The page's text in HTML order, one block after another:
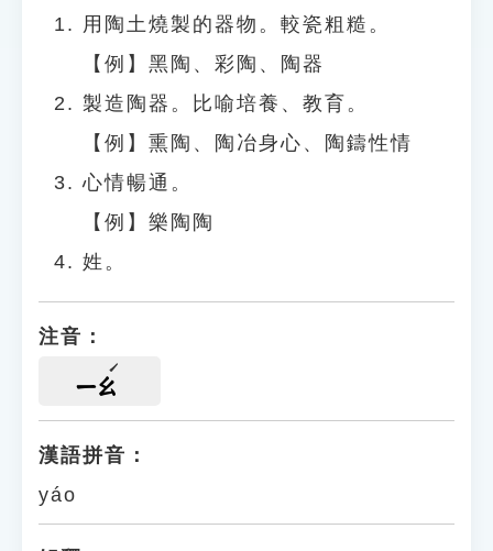
用陶土燒製的器物。較瓷粗糙。
【例】黑陶、彩陶、陶器
製造陶器。比喻培養、教育。
【例】熏陶、陶冶身心、陶鑄性情
心情暢通。
【例】樂陶陶
姓。
注音：
ㄧㄠ
漢語拼音：
yáo